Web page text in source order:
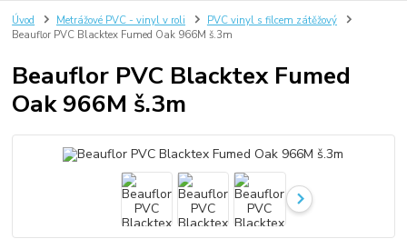
Úvod Metrážové PVC - vinyl v roli
PVC vinyl s filcem zátěžový
Beauflor PVC Blacktex Fumed Oak 966M š.3m
Beauflor PVC Blacktex Fumed
Oak 966M š.3m